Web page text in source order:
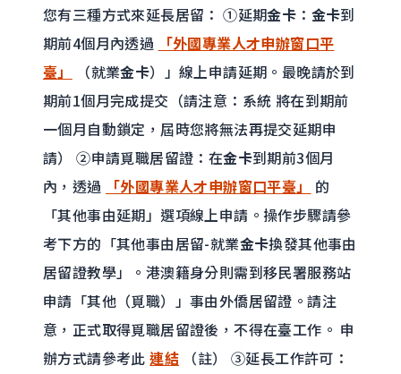
您有三種方式來延長居留： ①延期金卡 ： 金卡到
期前4個月內透過
「外國專業人才申辦窗口平
臺」
（就業金卡）」線上申請延期。最晚請於到
期前1個月完成提交（請注意：系統 將在到期前
一個月自動鎖定，屆時您將無法再提交延期申
請） ②申請覓職居留證：在金卡到期前3個月
內，透過
「外國專業人才申辦窗口平臺」
的
「其他事由延期」選項線上申請。操作步驟請參
考下方的「其他事由居留-就業金卡換發其他事由
居留證教學」。港澳籍身分則需到移民署服務站
申請「其他（覓職）」事由外僑居留證。請注
意，正式取得覓職居留證後，不得在臺工作。 申
辦方式請參考此連結 （註） ③延長工作許可：